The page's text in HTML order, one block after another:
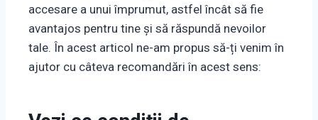
accesare a unui împrumut, astfel încât să fie
avantajos pentru tine și să răspundă nevoilor
tale. În acest articol ne-am propus să-ți venim în
ajutor cu câteva recomandări în acest sens: